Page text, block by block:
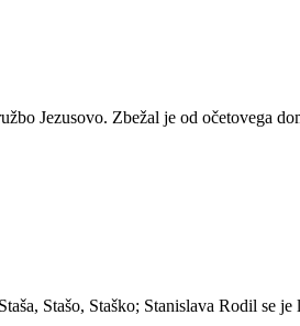
Jezusovo. Zbežal je od očetovega
Stašo, Staško; Stanislava Rodil se